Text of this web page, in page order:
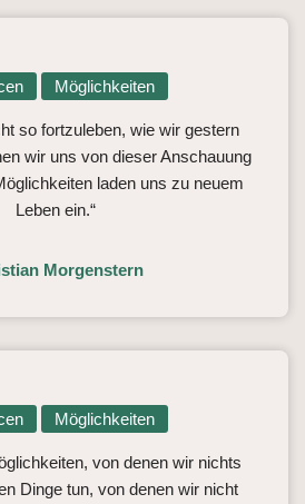
Möglichkeiten
so fortzuleben, wie wir gestern
wir uns von dieser Anschauung
laden uns zu neuem
Leben ein.“
Morgenstern
Möglichkeiten
von denen wir nichts
Dinge tun, von denen wir nicht